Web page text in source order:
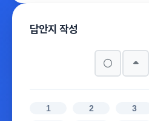
답안지 작성
1 2 3